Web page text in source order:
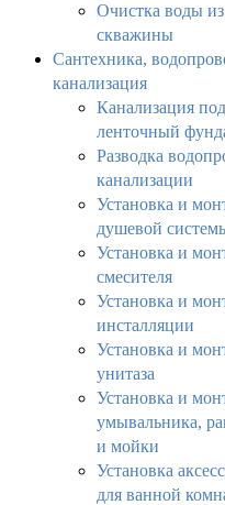
Очистка воды из
скважины
Сантехника,
канализация
Канализация под
ленточный
Разводка
канализации
Установка и
душевой
Установка и
смесителя
Установка и
инсталляции
Установка и
унитаза
Установка и
умывальника,
и мойки
Установка
для ванной